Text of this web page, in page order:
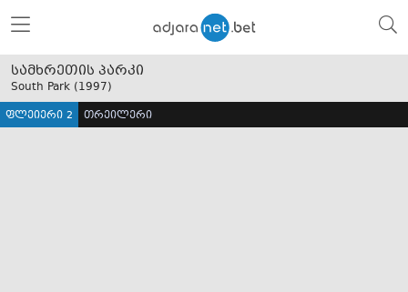
სამხრეთის პარკი
South Park (1997)
ფლეიერი 2 თრეილერი